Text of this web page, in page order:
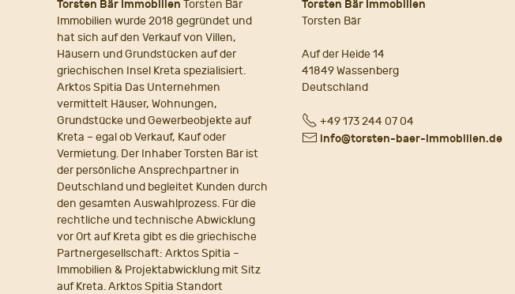
Torsten Bär Immobilien Torsten Bär
Immobilien wurde 2018 gegründet und
hat sich auf den Verkauf von Villen,
Häusern und Grundstücken auf der
griechischen Insel Kreta spezialisiert.
Arktos Spitia Das Unternehmen
vermittelt Häuser, Wohnungen,
Grundstücke und Gewerbeobjekte auf
Kreta – egal ob Verkauf, Kauf oder
Vermietung. Der Inhaber Torsten Bär ist
der persönliche Ansprechpartner in
Deutschland und begleitet Kunden durch
den gesamten Auswahlprozess. Für die
rechtliche und technische Abwicklung
vor Ort auf Kreta gibt es die griechische
Partnergesellschaft: Arktos Spitia –
Immobilien & Projektabwicklung mit Sitz
auf Kreta. Arktos Spitia Standort
Torsten Bär Immobilien
Torsten Bär
Auf der Heide 14
41849 Wassenberg
Deutschland
Fon+49 173 244 07 04
E- info@torsten-baer-immobilien.de